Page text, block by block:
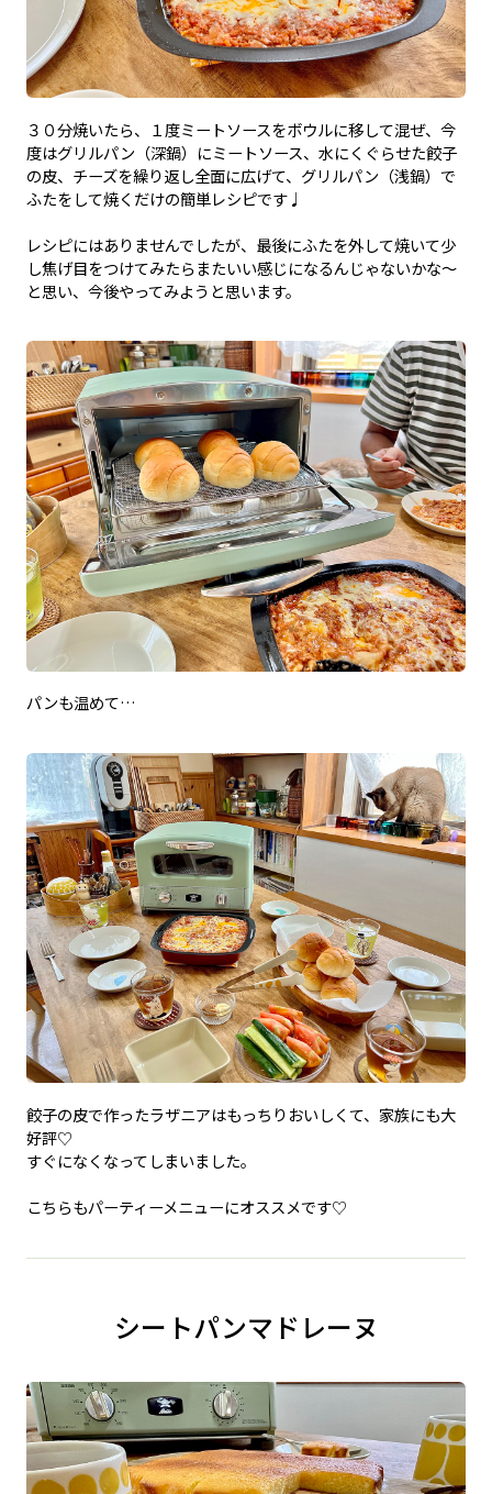
３０分焼いたら、１度ミートソースをボウルに移して混ぜ、今
度はグリルパン（深鍋）にミートソース、水にくぐらせた餃子
の皮、チーズを繰り返し全面に広げて、グリルパン（浅鍋）で
ふたをして焼くだけの簡単レシピです♩
レシピにはありませんでしたが、最後にふたを外して焼いて少
し焦げ目をつけてみたらまたいい感じになるんじゃないかな〜
と思い、今後やってみようと思います。
パンも温めて…
餃子の皮で作ったラザニアはもっちりおいしくて、家族にも大
好評♡
すぐになくなってしまいました。
こちらもパーティーメニューにオススメです♡
シートパンマドレーヌ